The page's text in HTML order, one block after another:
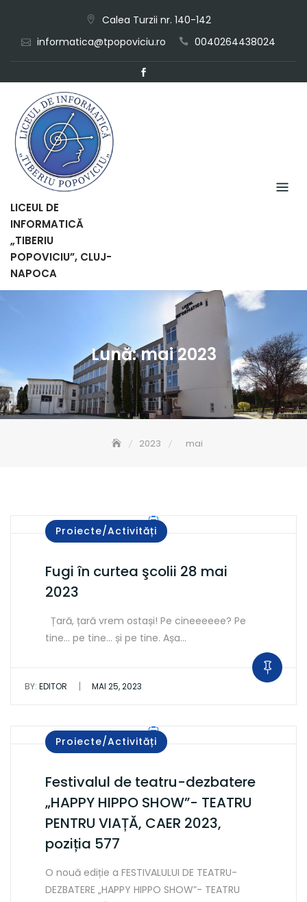
content
Calea Turzii nr. 140-142
informatica@tpopoviciu.ro
0040264438024
LICEUL DE
INFORMATICĂ
„TIBERIU
POPOVICIU”, CLUJ-
NAPOCA
Lună:mai 2023
2023 mai
Proiecte/Activități
Fugi în curtea şcolii 28 mai
2023
Țară, țară vrem ostași! Pe cineeeeee? Pe
tine… pe tine… și pe tine. Așa…
BY: EDITOR | MAI 25, 2023
Proiecte/Activități
Festivalul de teatru-dezbatere
„HAPPY HIPPO SHOW”- TEATRU
PENTRU VIAȚĂ, CAER 2023,
poziția 577
O nouă ediție a FESTIVALULUI DE TEATRU-
DEZBATERE „HAPPY HIPPO SHOW”- TEATRU